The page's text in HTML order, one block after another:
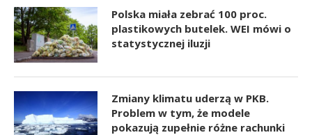
Polska miała zebrać 100 proc.
plastikowych butelek. WEI mówi o
statystycznej iluzji
Zmiany klimatu uderzą w PKB.
Problem w tym, że modele
pokazują zupełnie różne rachunki